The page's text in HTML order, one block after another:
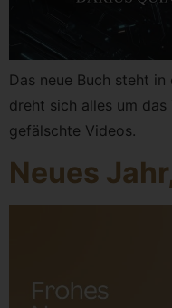
Das neue Buch steht
dreht sich alles um das
gefälschte Videos.
Neues